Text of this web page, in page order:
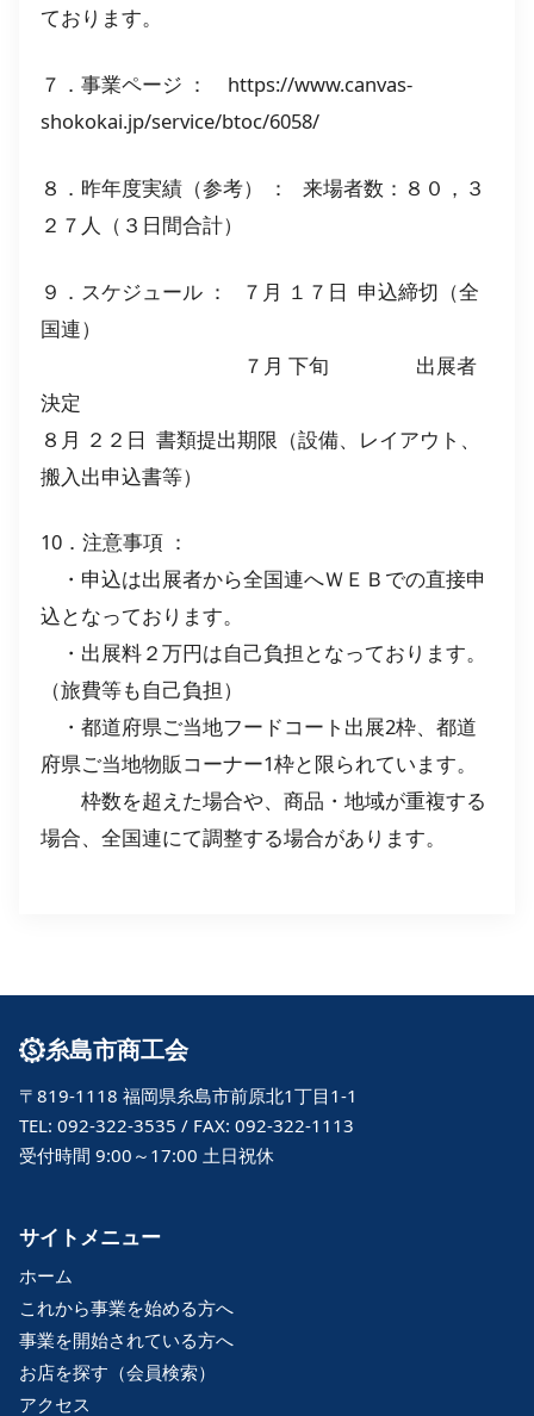
ております。
７．事業ページ ： https://www.canvas-
shokokai.jp/service/btoc/6058/
８．昨年度実績（参考） ： 来場者数：８０，３
２７人（３日間合計）
９．スケジュール ： ７月 １７日 申込締切（全
国連）
７月 下旬 出展者
決定
８月 ２２日 書類提出期限（設備、レイアウト、
搬入出申込書等）
10．注意事項 ：
・申込は出展者から全国連へＷＥＢでの直接申
込となっております。
・出展料２万円は自己負担となっております。
（旅費等も自己負担）
・都道府県ご当地フードコート出展2枠、都道
府県ご当地物販コーナー1枠と限られています。
枠数を超えた場合や、商品・地域が重複する
場合、全国連にて調整する場合があります。
糸島市商工会
〒819-1118 福岡県糸島市前原北1丁目1-1
TEL: 092-322-3535 / FAX: 092-322-1113
受付時間 9:00～17:00 土日祝休
サイトメニュー
ホーム
これから事業を始める方へ
事業を開始されている方へ
お店を探す（会員検索）
アクセス